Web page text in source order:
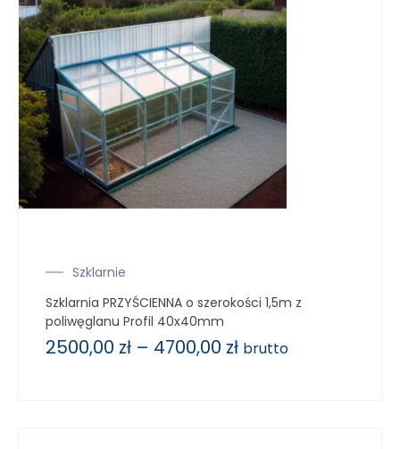
Szklarnie
Szklarnia PRZYŚCIENNA o szerokości 1,5m z
poliwęglanu Profil 40x40mm
2500,00 zł – 4700,00 zł brutto